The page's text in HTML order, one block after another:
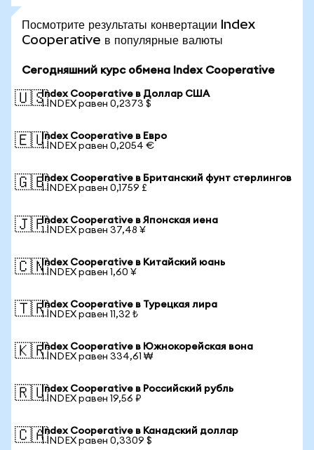
Посмотрите результаты конвертации Index
Cooperative в популярные валюты
Сегодняшний курс обмена Index Cooperative
🇺🇸Index Cooperative в Доллар США
1 INDEX равен 0,2373 $
🇪🇺Index Cooperative в Евро
1 INDEX равен 0,2054 €
🇬🇧Index Cooperative в Британский фунт стерлингов
1 INDEX равен 0,1759 £
🇯🇵Index Cooperative в Японская иена
1 INDEX равен 37,48 ¥
🇨🇳Index Cooperative в Китайский юань
1 INDEX равен 1,60 ¥
🇹🇷Index Cooperative в Турецкая лира
1 INDEX равен 11,32 ₺
🇰🇷Index Cooperative в Южнокорейская вона
1 INDEX равен 334,61 ₩
🇷🇺Index Cooperative в Российский рубль
1 INDEX равен 19,56 ₽
🇨🇦Index Cooperative в Канадский доллар
1 INDEX равен 0,3309 $